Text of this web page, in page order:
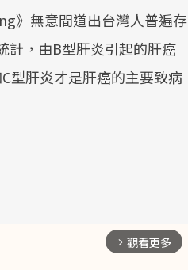
》無意間道出台灣人普遍存
計，由B型肝炎引起的肝癌
型肝炎才是肝癌的主要致病
arrow_forward_ios 觀看更多